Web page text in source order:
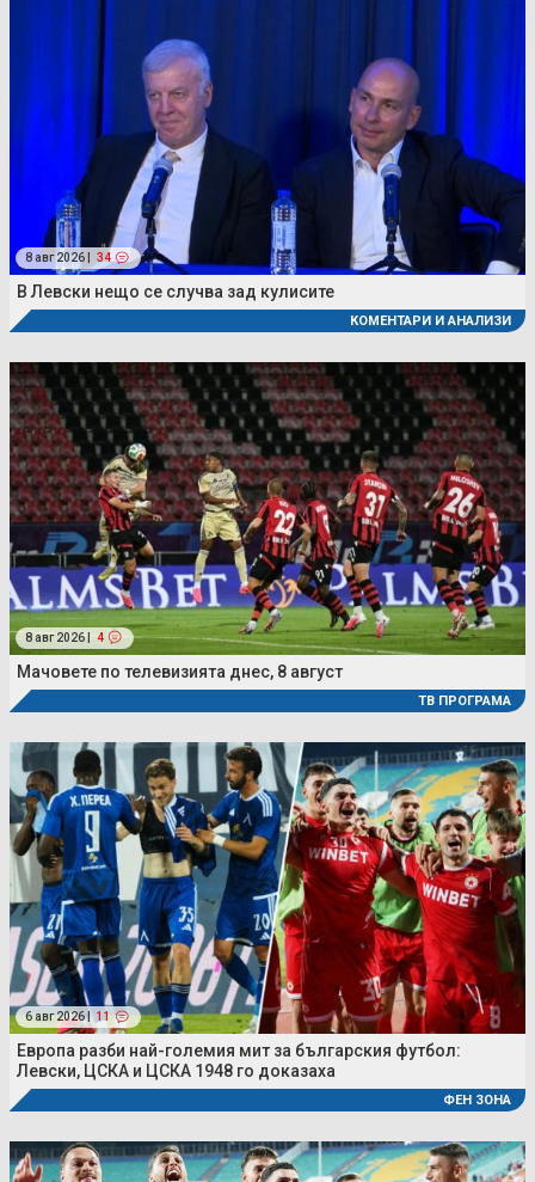
8 авг 2026 | 34
В Левски нещо се случва зад кулисите
КОМЕНТАРИ И АНАЛИЗИ
8 авг 2026 | 4
Мачовете по телевизията днес, 8 август
ТВ ПРОГРАМА
6 авг 2026 | 11
Европа разби най-големия мит за българския футбол:
Левски, ЦСКА и ЦСКА 1948 го доказаха
ФЕН ЗОНА